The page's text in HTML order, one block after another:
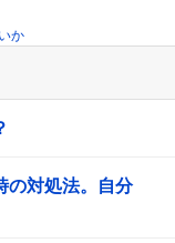
か
の対処法。自分